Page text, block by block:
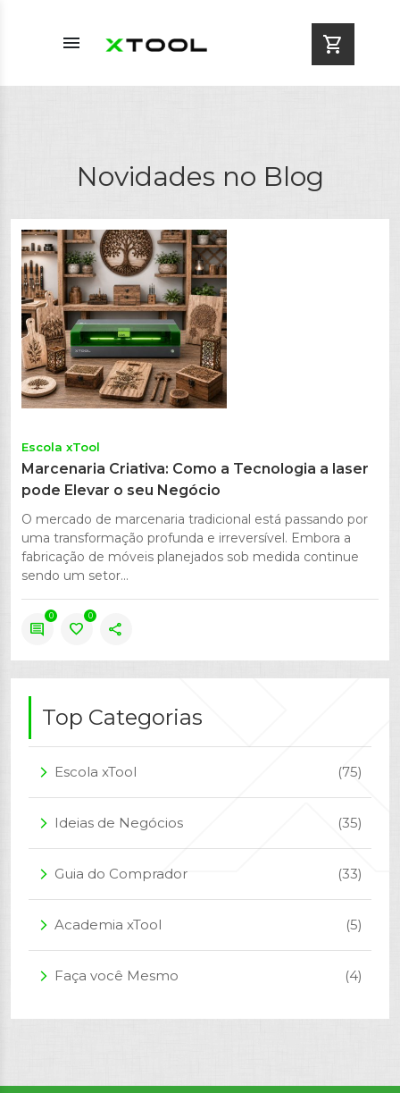
menu shopping_cart
Novidades no Blog
Escola xTool
Marcenaria Criativa: Como a Tecnologia a laser
pode Elevar o seu Negócio
O mercado de marcenaria tradicional está passando por
uma transformação profunda e irreversível. Embora a
fabricação de móveis planejados sob medida continue
sendo um setor...
comment
0
favorite
0
share
Top Categorias
arrow_forward_ios Escola xTool (75)
arrow_forward_ios Ideias de Negócios (35)
arrow_forward_ios Guia do Comprador (33)
arrow_forward_ios Academia xTool (5)
arrow_forward_ios Faça você Mesmo (4)